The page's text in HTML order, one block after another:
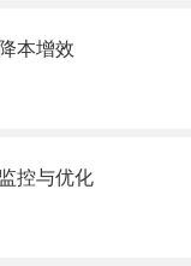
本增效
控与优化